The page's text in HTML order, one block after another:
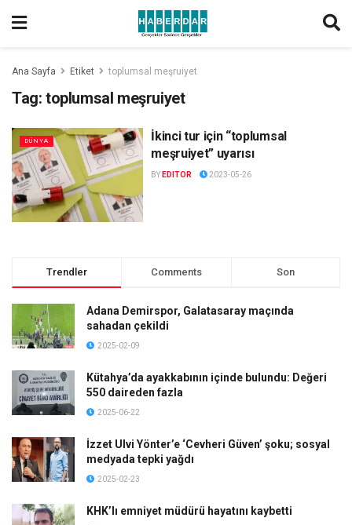
Ana Sayfa Etiket toplumsal meşruiyet
Tag: toplumsal meşruiyet
DÜNYA
İkinci tur için “toplumsal
meşruiyet” uyarısı
BY EDITOR 2023-05-26
Trendler Comments Son
Adana Demirspor, Galatasaray maçında
sahadan çekildi
2025-02-09
Kütahya’da ayakkabının içinde bulundu: Değeri
550 daireden fazla
2025-06-22
İzzet Ulvi Yönter’e ‘Cevheri Güven’ şoku; sosyal
medyada tepki yağdı
2025-02-23
KHK’lı emniyet müdürü hayatını kaybetti